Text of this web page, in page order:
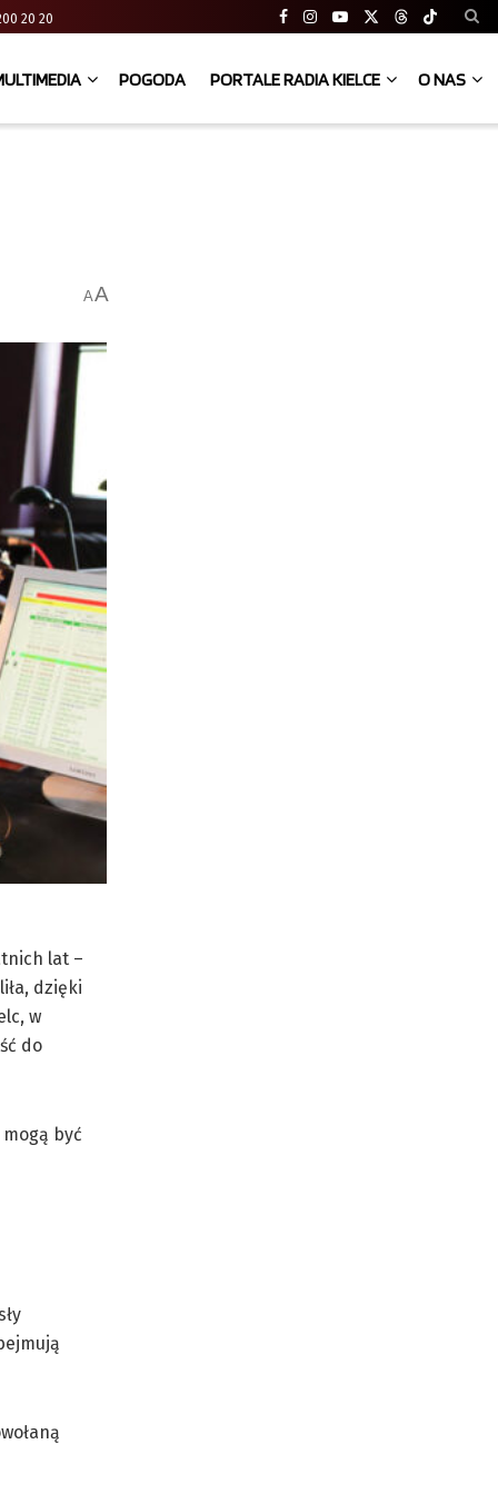
200 20 20
POGODA PORTALE RADIA KIELCE O NAS
AA
lat –
dzięki
w
do
być